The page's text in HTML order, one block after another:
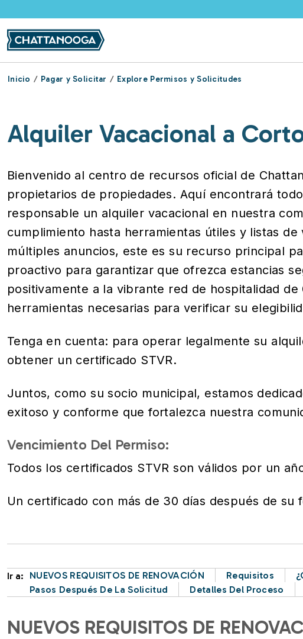
Inicio Pagar y Solicitar Explore Permisos y Solicitudes
Alquiler Vacacional a
Bienvenido al centro de recursos oficial de
propietarios de propiedades. Aquí encontrará
responsable un alquiler vacacional en nuestra
cumplimiento hasta herramientas útiles y listas
múltiples anuncios, este es su recurso principal
proactivo para garantizar que ofrezca estancias
positivamente a la vibrante red de hospitalidad
herramientas necesarias para verificar su
Tenga en cuenta: para operar legalmente su
obtener un certificado STVR.
Juntos, como su socio municipal, estamos
exitoso y conforme que fortalezca nuestra
Vencimiento Del Permiso:
Todos los certificados STVR son válidos por un
Un certificado con más de 30 días después de
Ir a: NUEVOS REQUISITOS DE RENOVACIÓN Requisitos
Pasos Después De La Solicitud
Detalles Del Proceso
NUEVOS REQUISITOS DE